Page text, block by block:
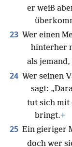
er weiß
23 Wer einen
hinterher
als
24 Wer seinen
sagt:
tut sich mit
bringt.+
25 Ein gieriger
doch wer